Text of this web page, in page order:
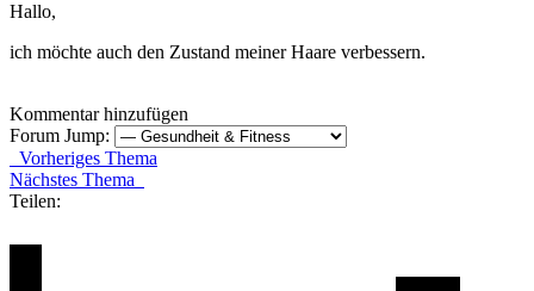
Hallo,
ich möchte auch den Zustand meiner Haare verbessern.
Kommentar hinzufügen
Forum Jump:
Vorheriges Thema
Nächstes Thema
Teilen: